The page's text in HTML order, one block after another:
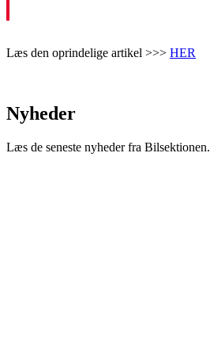
Læs den oprindelige artikel >>> HER
Nyheder
Læs de seneste nyheder fra Bilsektionen.